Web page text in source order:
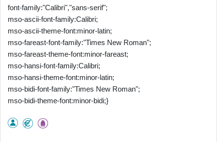
font-family:"Calibri","sans-serif";
mso-ascii-font-family:Calibri;
mso-ascii-theme-font:minor-latin;
mso-fareast-font-family:"Times New Roman";
mso-fareast-theme-font:minor-fareast;
mso-hansi-font-family:Calibri;
mso-hansi-theme-font:minor-latin;
mso-bidi-font-family:"Times New Roman";
mso-bidi-theme-font:minor-bidi;}